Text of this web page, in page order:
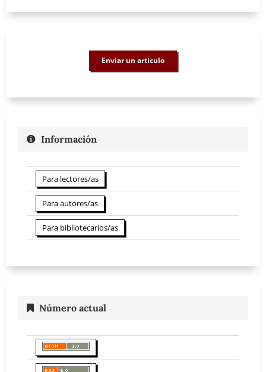
Enviar un artículo
Información
Para lectores/as
Para autores/as
Para bibliotecarios/as
Número actual